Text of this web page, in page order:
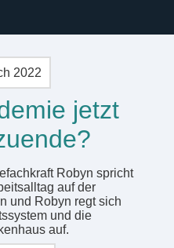
2022
jetzt
Robyn spricht
auf der
und Robyn regt sich
und die
auf.